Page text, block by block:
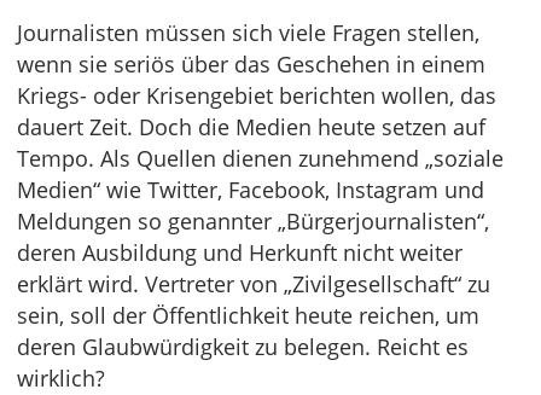
Journalisten müssen sich viele Fragen stellen,
wenn sie seriös über das Geschehen in einem
Kriegs- oder Krisengebiet berichten wollen, das
dauert Zeit. Doch die Medien heute setzen auf
Tempo. Als Quellen dienen zunehmend „soziale
Medien“ wie Twitter, Facebook, Instagram und
Meldungen so genannter „Bürgerjournalisten“,
deren Ausbildung und Herkunft nicht weiter
erklärt wird. Vertreter von „Zivilgesellschaft“ zu
sein, soll der Öffentlichkeit heute reichen, um
deren Glaubwürdigkeit zu belegen. Reicht es
wirklich?